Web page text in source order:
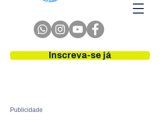
Inscreva-se já
Publicidade